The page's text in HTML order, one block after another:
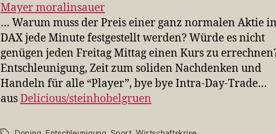
Mayer moralinsauer
… Warum muss der Preis einer ganz normalen Aktie
DAX jede Minute festgestellt werden? Würde es nicht
genügen jeden Freitag Mittag einen Kurs zu
Entschleunigung, Zeit zum soliden Nachdenken und
Handeln für alle “Player”, bye bye Intra-Day-Trade…
ausDelicious/steinhobelgruen